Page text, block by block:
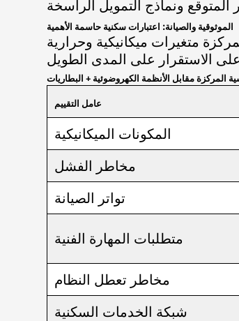
الموثوقية والصيانة: اعتبارات سكنية حاسمة الأهمية
متغيرات ميكانيكية وحرارية
عامل التقييم
المكونات الميكانيكية
مخاطر الفشل
تواتر الصيانة
متطلبات المهارة الفنية
مخاطر تعطل النظام
شبكة الخدمات السكنية